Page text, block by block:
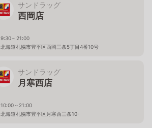
サンドラッグ
西岡店
9:30～21:00
北海道札幌市豊平区西岡三条5丁目4番10号
サンドラッグ
月寒西店
10:00～21:00
北海道札幌市豊平区月寒西三条10-